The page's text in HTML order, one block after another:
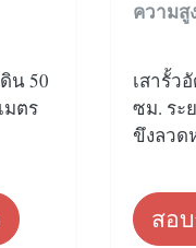
น 50
มตร
ความสู
เสารั้ว
ซม. ระ
ขึงลวด
สอ